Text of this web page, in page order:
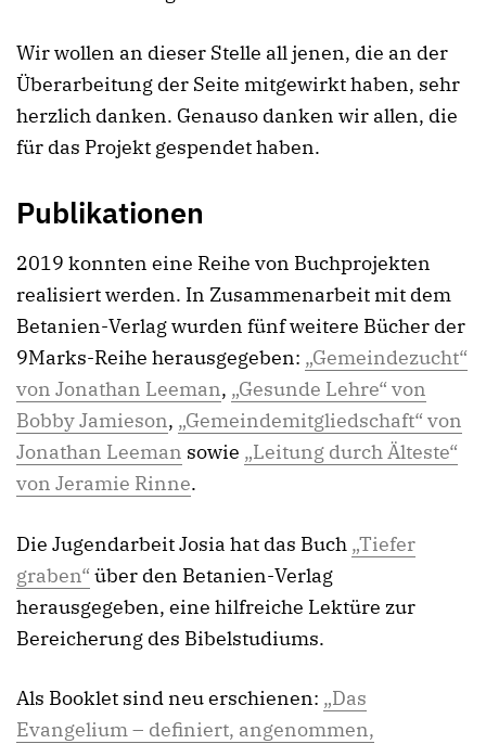
Wir wollen an dieser Stelle all jenen, die an der
Überarbeitung der Seite mitgewirkt haben, sehr
herzlich danken. Genauso danken wir allen, die
für das Projekt gespendet haben.
Publikationen
2019 konnten eine Reihe von Buchprojekten
realisiert werden. In Zusammenarbeit mit dem
Betanien-Verlag wurden fünf weitere Bücher der
9Marks-Reihe herausgegeben: „Gemeindezucht“
von Jonathan Leeman, „Gesunde Lehre“ von
Bobby Jamieson, „Gemeindemitgliedschaft“ von
Jonathan Leeman sowie „Leitung durch Älteste“
von Jeramie Rinne.
Die Jugendarbeit Josia hat das Buch „Tiefer
graben“über den Betanien-Verlag
herausgegeben, eine hilfreiche Lektüre zur
Bereicherung des Bibelstudiums.
Als Booklet sind neu erschienen: „Das
Evangelium – definiert, angenommen,